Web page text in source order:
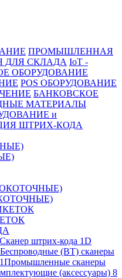
ПРОМЫШЛЕННАЯ
ДЛЯ СКЛАДА IoT -
ОБОРУДОВАНИЕ
POS ОБОРУДОВАНИЕ
БАНКОВСКОЕ
МАТЕРИАЛЫ
и
ШТРИХ-КОДА
Сканер штрих-кода 1D
Беспроводные (BT) сканеры
Промышленные сканеры
(аксессуары) 8